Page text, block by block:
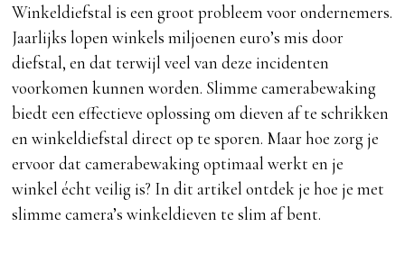
Winkeldiefstal is een groot probleem voor ondernemers.
Jaarlijks lopen winkels miljoenen euro’s mis door
diefstal, en dat terwijl veel van deze incidenten
voorkomen kunnen worden. Slimme camerabewaking
biedt een effectieve oplossing om dieven af te schrikken
en winkeldiefstal direct op te sporen. Maar hoe zorg je
ervoor dat camerabewaking optimaal werkt en je
winkel écht veilig is? In dit artikel ontdek je hoe je met
slimme camera’s winkeldieven te slim af bent.